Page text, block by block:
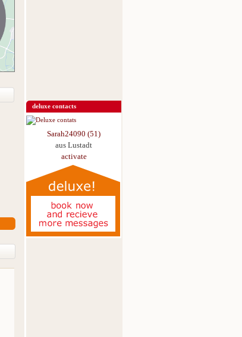
deluxe contacts
Sarah24090 (51)
aus Lustadt
activate